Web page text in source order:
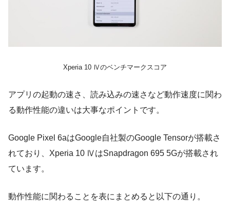
Xperia 10 Ⅳのベンチマークスコア
アプリの起動の速さ、読み込みの速さなど動作速度に関わ
る動作性能の違いは大事なポイントです。
Google Pixel 6aはGoogle自社製のGoogle Tensorが搭載さ
れており、Xperia 10 ⅣはSnapdragon 695 5Gが搭載され
ています。
動作性能に関わることを表にまとめると以下の通り。